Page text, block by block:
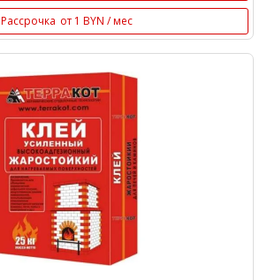
Рассрочка от 1 BYN / мес